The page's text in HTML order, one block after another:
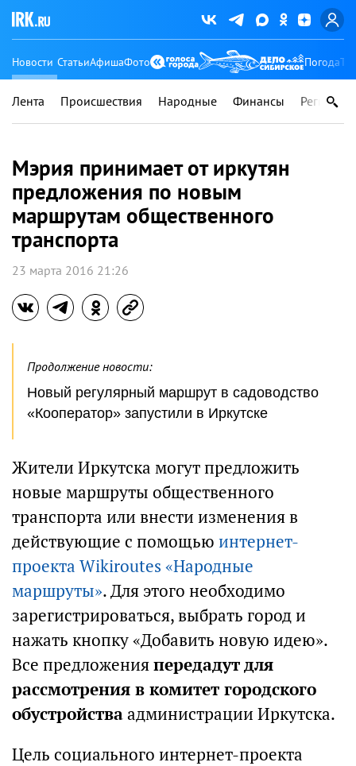
Новости СтатьиАфишаФото Погода
Лента Происшествия Народные Финансы Регионы
Мэрия принимает от иркутян
предложения по новым
маршрутам общественного
транспорта
23 марта 2016 21:26
Продолжение новости:
Новый регулярный маршрут в садоводство
«Кооператор» запустили в Иркутске
Жители Иркутска могут предложить
новые маршруты общественного
транспорта или внести изменения в
действующие с помощью интернет-
проекта Wikiroutes «Народные
маршруты». Для этого необходимо
зарегистрироваться, выбрать город и
нажать кнопку «Добавить новую идею».
Все предложенияпередадут для
рассмотрения в комитет городского
обустройстваадминистрации Иркутска.
Цель социального интернет-проекта